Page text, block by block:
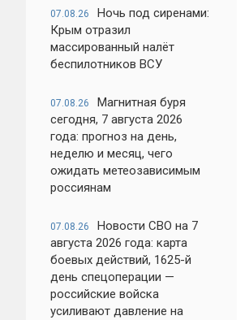
07.08.26
Ночь под сиренами:
Крым отразил
массированный налёт
беспилотников ВСУ
07.08.26
Магнитная буря
сегодня, 7 августа 2026
года: прогноз на день,
неделю и месяц, чего
ожидать метеозависимым
россиянам
07.08.26
Новости СВО на 7
августа 2026 года: карта
боевых действий, 1625-й
день спецоперации —
российские войска
усиливают давление на